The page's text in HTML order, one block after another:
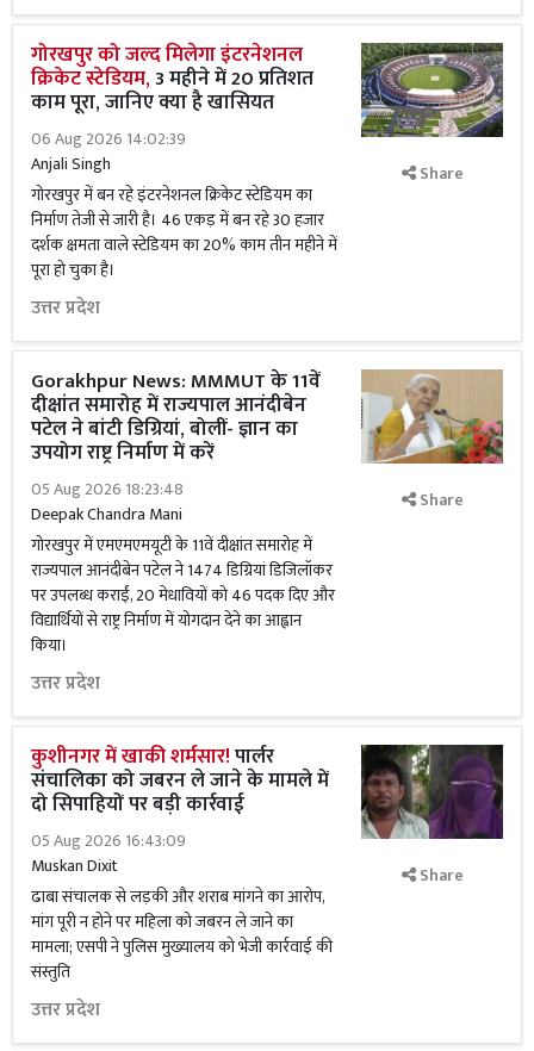
गोरखपुर को जल्द मिलेगा इंटरनेशनल
क्रिकेट स्टेडियम,3 महीने में 20 प्रतिशत
काम पूरा, जानिए क्या है खासियत
06 Aug 2026 14:02:39
Anjali Singh
गोरखपुर में बन रहे इंटरनेशनल क्रिकेट स्टेडियम का
निर्माण तेजी से जारी है। 46 एकड़ में बन रहे 30 हजार
दर्शक क्षमता वाले स्टेडियम का 20% काम तीन महीने में
पूरा हो चुका है।
उत्तर प्रदेश
Share
Gorakhpur News: MMMUT के 11वें
दीक्षांत समारोह में राज्यपाल आनंदीबेन
पटेल ने बांटी डिग्रियां, बोलीं- ज्ञान का
उपयोग राष्ट्र निर्माण में करें
05 Aug 2026 18:23:48
Deepak Chandra Mani
गोरखपुर में एमएमएमयूटी के 11वें दीक्षांत समारोह में
राज्यपाल आनंदीबेन पटेल ने 1474 डिग्रियां डिजिलॉकर
पर उपलब्ध कराईं, 20 मेधावियों को 46 पदक दिए और
विद्यार्थियों से राष्ट्र निर्माण में योगदान देने का आह्वान
किया।
उत्तर प्रदेश
Share
कुशीनगर में खाकी शर्मसार!पार्लर
संचालिका को जबरन ले जाने के मामले में
दो सिपाहियों पर बड़ी कार्रवाई
05 Aug 2026 16:43:09
Muskan Dixit
ढाबा संचालक से लड़की और शराब मांगने का आरोप,
मांग पूरी न होने पर महिला को जबरन ले जाने का
मामला; एसपी ने पुलिस मुख्यालय को भेजी कार्रवाई की
संस्तुति
उत्तर प्रदेश
Share